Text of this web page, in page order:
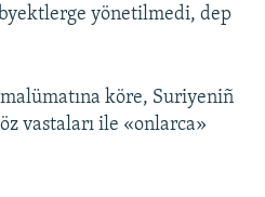
yönetilmedi, dep
köre, Suriyeniñ
vastaları ile «onlarca»